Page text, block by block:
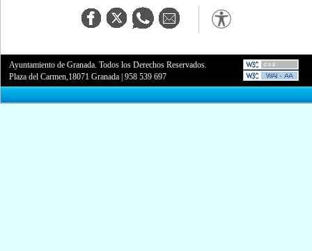
Ayuntamiento de Granada. Todos los Derechos Reservados.
Plaza del Carmen,18071 Granada |958 539 697